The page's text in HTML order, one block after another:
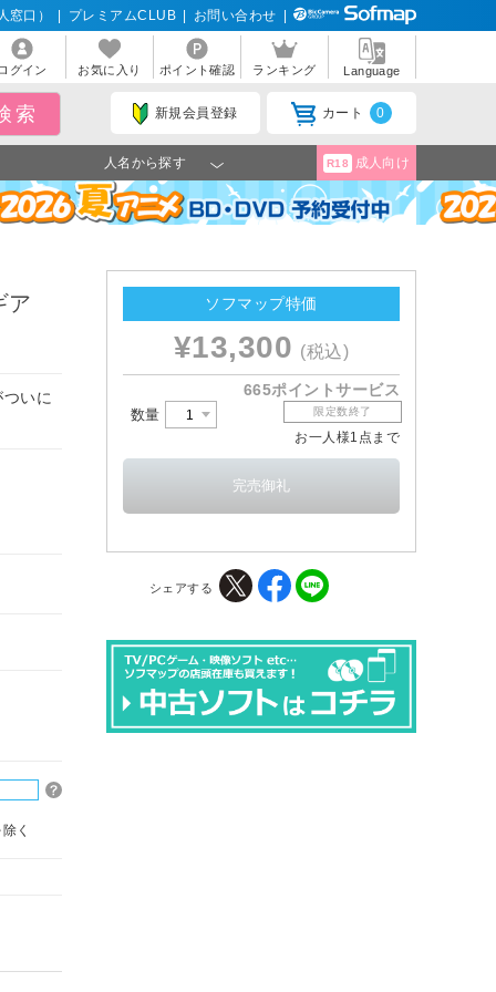
窓口） プレミアムCLUB お問い合わせ
グイン お気に入り ポイント確認 ランキング Language
新規会員登録 カート 0
人名から探す R18 成人向け
ア
いに
く
ソフマップ特価
¥13,300 (税込)
665ポイントサービス
数量 限定数終了
お一人様1点まで
シェアする